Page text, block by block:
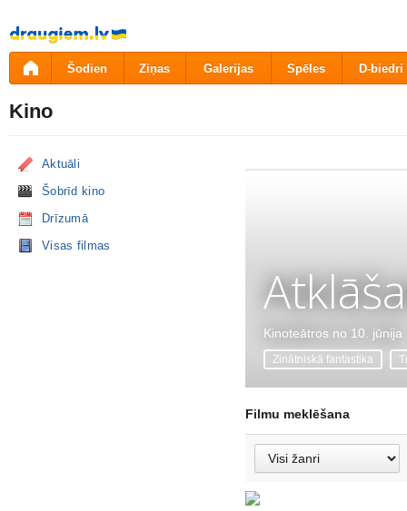
Pāriet
uz
saturu
Šodien Ziņas Galerijas Spēles D-biedri
Kino
Aktuāli
Šobrīd kino
Drīzumā
Visas filmas
Kinoteātros no 10. jūnija
Zinātniskā fantastika
Filmu meklēšana